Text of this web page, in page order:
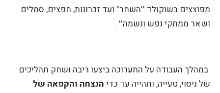
מפוצצים בשוקולד ''השחר" ועד זכרונות, חפצים, סמלים
ושאר ממתקי נפש ונשמה'' .
במהלך העבודה על התערוכה ביצעו ריבה ושחק תהליכים
של ניסוי, טעייה, ותהייה עד כדי הנצחה והקפאה של